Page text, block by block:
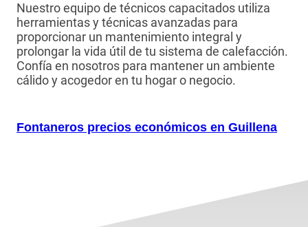
Nuestro equipo de técnicos capacitados utiliza
herramientas y técnicas avanzadas para
proporcionar un mantenimiento integral y
prolongar la vida útil de tu sistema de calefacción.
Confía en nosotros para mantener un ambiente
cálido y acogedor en tu hogar o negocio.
Fontaneros precios económicos en Guillena